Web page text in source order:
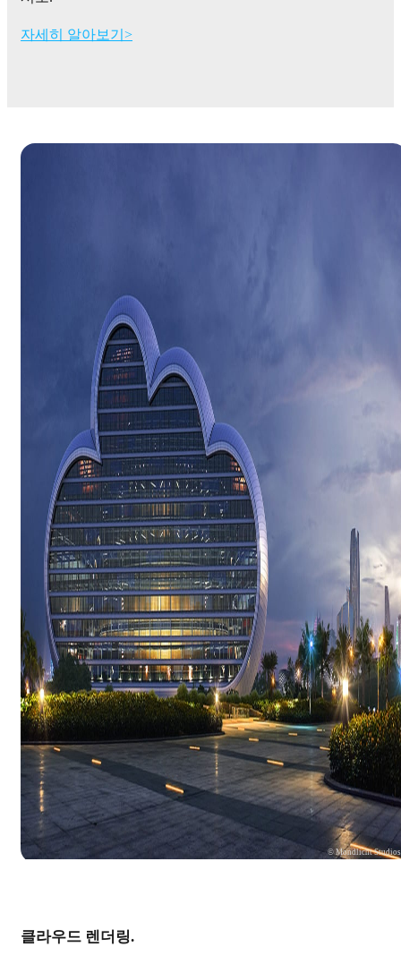
자세히 알아보기>
© Mondlicht Studios
클라우드 렌더링.